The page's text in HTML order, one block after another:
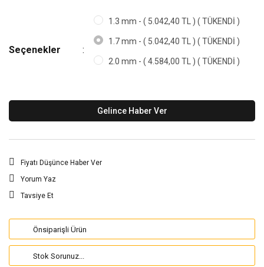
Seçenekler
1.3 mm - ( 5.042,40 TL ) ( TÜKENDİ )
1.7 mm - ( 5.042,40 TL ) ( TÜKENDİ )
2.0 mm - ( 4.584,00 TL ) ( TÜKENDİ )
Gelince Haber Ver
Fiyatı Düşünce Haber Ver
Yorum Yaz
Tavsiye Et
Önsiparişli Ürün
Stok Sorunuz...